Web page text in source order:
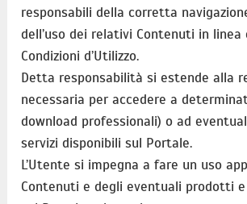
responsabili della corretta
dell’uso dei relativi Contenuti in
Condizioni d’Utilizzo.
Detta responsabilità si estende alla
necessaria per accedere a
download professionali) o ad
servizi disponibili sul Portale.
L’Utente si impegna a fare un uso
Contenuti e degli eventuali prodotti